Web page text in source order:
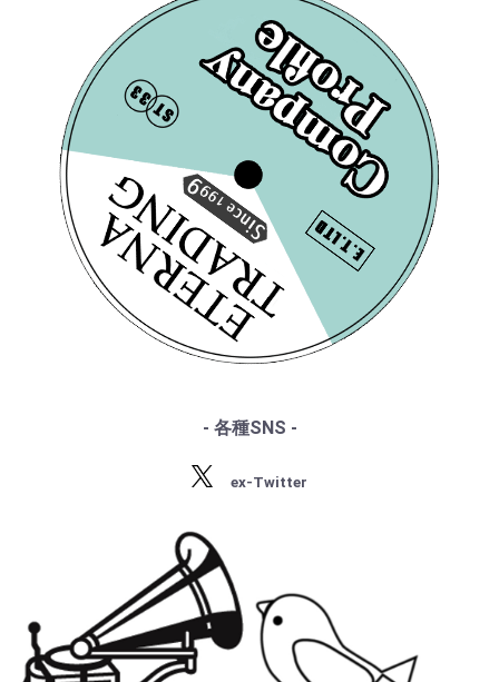
[ETERNA] O.スウィトナ
ー/ ドヴォルザーク:交
響曲8番
¥ 5,500
[ETERNA] O.スウィトナ
ー指揮/ ドヴォルザー
ク:交響曲2番
¥ 6,600
ー指揮/ ドヴォルザー
ー指揮/ ドヴォルザー
・ワーグナー
・スメタナ
・シュトラウス家
・ブラームス
・サン・サーンス
・チャイコフスキー
・ドヴォルザーク
・グリーグ
・フォーレ
・プッチーニ
・マーラー
・ドビュッシー
・R.シュトラウス
・ストラヴィンスキー
・ショスタコーヴィチ
・PHILIPS
・SUPRAPHON
・クリュブ盤
・マイナー盤/プライベート盤
・単語の説明
・ルート案内
------特集ページ------
・『エテルナの芸術』
・『アナログ期の名匠たち』
・『デジタル録音の夜明け』
・『ソ連のオーケストラ』
- 各種SNS -
ex-Twitter